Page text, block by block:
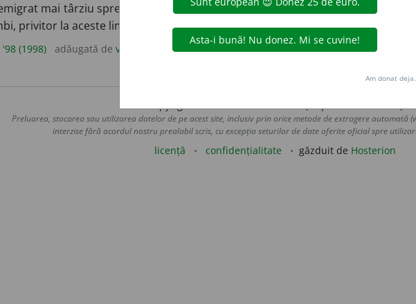
mai târziu spre vest și sud-vest.3.Adj.Care aparține limbilor indo-
privitor la aceste limbi. – Din
fr.indoeuropéen.
'98 (1998) adăugată de valeriu acțiuni
Copyright © 2004-2026 dexonline (https://dexonline.ro)
Preluarea, stocarea sau utilizarea datelor de pe acest site, inclusiv prin orice metode de extragere automată
interzise fără acordul nostru prealabil scris, cu excepția seturilor de date oferite oficial spre
licență confidențialitate găzduit de Hosterion
Am donat deja.